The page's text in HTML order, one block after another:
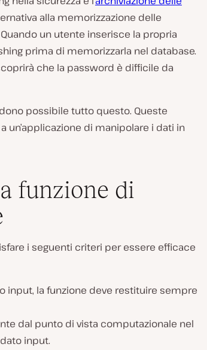
alla memorizzazione delle
un utente inserisce la propria
prima di memorizzarla nel database.
che la password è difficile da
possibile tutto questo. Queste
di manipolare i dati in
funzione di
i seguenti criteri per essere efficace
input, la funzione deve restituire sempre
dal punto di vista computazionale nel
input.